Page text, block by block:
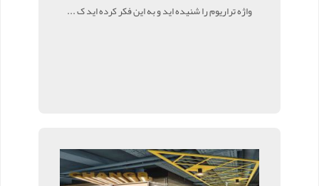
واژه تراریوم را شنیده اید و به این فکر کرده اید ک ...